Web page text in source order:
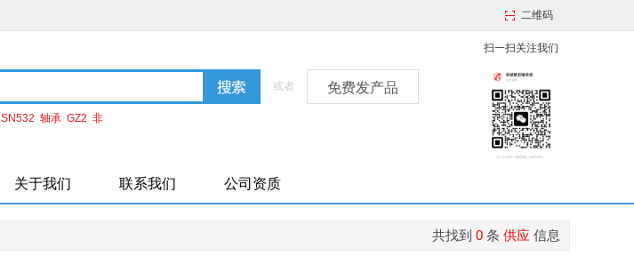
二维码
或者 免费发产品
SN532 轴承 GZ2 非
扫一扫关注我们
关于我们 联系我们 公司资质
共找到 0 条 供应 信息